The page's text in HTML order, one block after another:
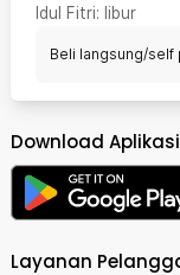
Idul Fitri: libur
Beli langsung/self
Download
Layanan